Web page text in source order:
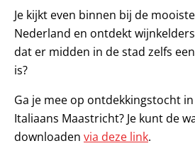
Je kijkt even binnen bij de
Nederland en ontdekt
dat er midden in de stad zelfs
is?
Ga je mee op ontdekkingstocht
Italiaans Maastricht? Je kunt de
downloaden via deze link.